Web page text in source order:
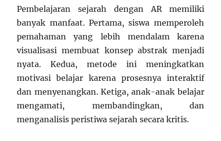
Pembelajaran sejarah dengan AR memiliki
banyak manfaat. Pertama, siswa memperoleh
pemahaman yang lebih mendalam karena
visualisasi membuat konsep abstrak menjadi
nyata. Kedua, metode ini meningkatkan
motivasi belajar karena prosesnya interaktif
dan menyenangkan. Ketiga, anak-anak belajar
mengamati, membandingkan, dan
menganalisis peristiwa sejarah secara kritis.